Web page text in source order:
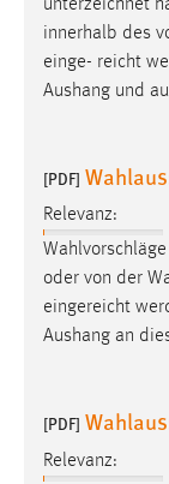
unterzeichnet
innerhalb des
einge- reicht
Aushang und
[PDF]
Relevanz:
oder von der
eingereicht
Aushang an
[PDF]
Relevanz:
Zweck:
Für
Das